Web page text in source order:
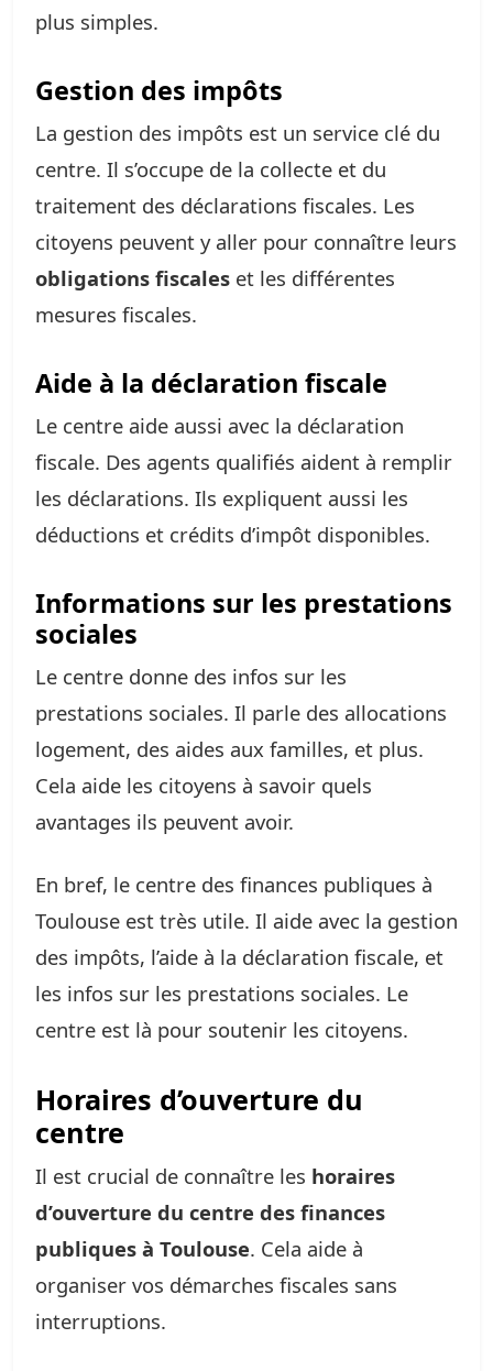
plus simples.
Gestion des impôts
La gestion des impôts est un service clé du
centre. Il s’occupe de la collecte et du
traitement des déclarations fiscales. Les
citoyens peuvent y aller pour connaître leurs
obligations fiscales et les différentes
mesures fiscales.
Aide à la déclaration fiscale
Le centre aide aussi avec la déclaration
fiscale. Des agents qualifiés aident à remplir
les déclarations. Ils expliquent aussi les
déductions et crédits d’impôt disponibles.
Informations sur les prestations
sociales
Le centre donne des infos sur les
prestations sociales. Il parle des allocations
logement, des aides aux familles, et plus.
Cela aide les citoyens à savoir quels
avantages ils peuvent avoir.
En bref, le centre des finances publiques à
Toulouse est très utile. Il aide avec la gestion
des impôts, l’aide à la déclaration fiscale, et
les infos sur les prestations sociales. Le
centre est là pour soutenir les citoyens.
Horaires d’ouverture du
centre
Il est crucial de connaître les horaires
d’ouverture du centre des finances
publiques à Toulouse. Cela aide à
organiser vos démarches fiscales sans
interruptions.